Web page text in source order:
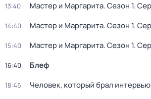
13:40 Мастер и Маргарита. Сезон 1.
14:40 Мастер и Маргарита. Сезон 1.
15:40 Мастер и Маргарита. Сезон 1.
16:40 Блеф
18:45 Человек, который брал интервью